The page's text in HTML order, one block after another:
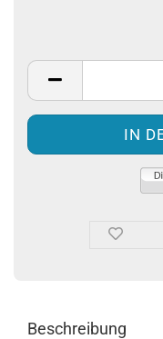
Beschreibung